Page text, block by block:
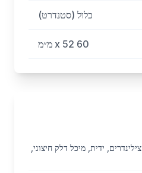
כלול (סטנדרט)
60 x 52 מ״מ
M18E2S — ציר 15", 2 צילינדרים, ידית, מיכל דלק חיצוני,